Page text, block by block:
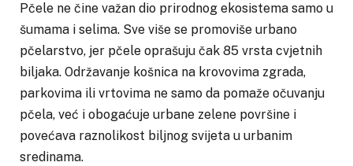
Pčele ne čine važan dio prirodnog ekosistema samo u
šumama i selima. Sve više se promoviše urbano
pčelarstvo, jer pčele oprašuju čak 85 vrsta cvjetnih
biljaka. Održavanje košnica na krovovima zgrada,
parkovima ili vrtovima ne samo da pomaže očuvanju
pčela, već i obogaćuje urbane zelene površine i
povećava raznolikost biljnog svijeta u urbanim
sredinama.